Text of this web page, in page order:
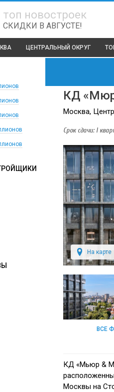
топ новостроек
СКИДКИ В АВГУСТЕ!
ЦЕНТРАЛЬНЫЙ ОКРУГ
КД
Москва,
Срок сдачи: I
На карте
ВСЕ
КД «Мьюр &
Москвы на